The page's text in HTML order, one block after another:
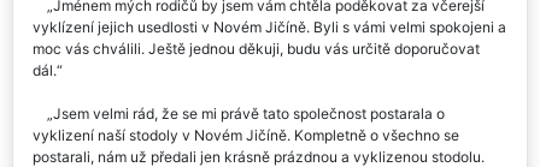
Jménem mých rodičů by jsem vám chtěla poděkovat za včerejší
vyklízení jejich usedlosti v Novém Jičíně. Byli s vámi velmi spokojeni a
moc vás chválili. Ještě jednou děkuji, budu vás určitě doporučovat
dál.
Jsem velmi rád, že se mi právě tato společnost postarala o
vyklizení naší stodoly v Novém Jičíně. Kompletně o všechno se
postarali, nám už předali jen krásně prázdnou a vyklizenou stodolu.